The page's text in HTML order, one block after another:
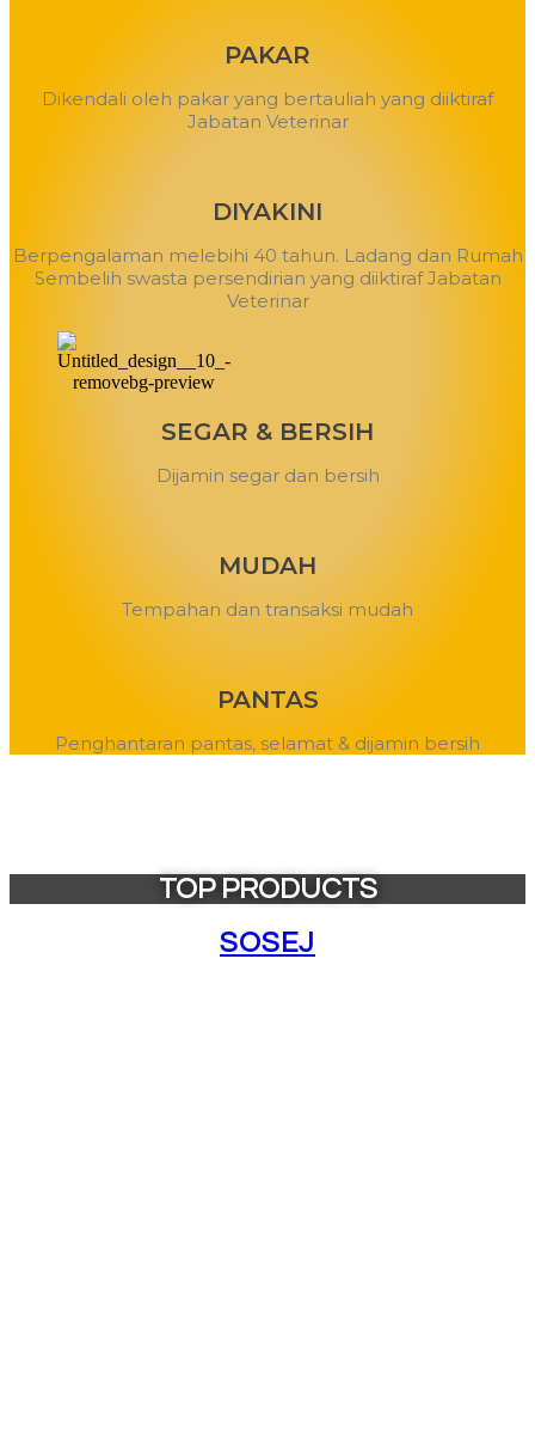
PAKAR
Dikendali oleh pakar yang bertauliah yang diiktiraf
Jabatan Veterinar
DIYAKINI
Berpengalaman melebihi 40 tahun. Ladang dan Rumah
Sembelih swasta persendirian yang diiktiraf Jabatan
Veterinar
SEGAR & BERSIH
Dijamin segar dan bersih
MUDAH
Tempahan dan transaksi mudah
PANTAS
Penghantaran pantas, selamat & dijamin bersih
TOP PRODUCTS
SOSEJ